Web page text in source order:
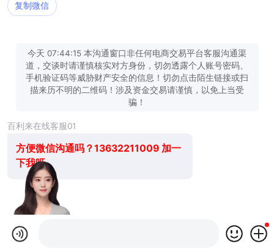
复制微信
今天 07:44:15 本沟通窗口非任何电商交易平台客服沟通渠
道，交谈时请谨慎核实对方身份，切勿透露个人账号密码、
手机验证码等威胁财产安全的信息！切勿点击陌生链接或扫
描来历不明的二维码！涉及资金交易请谨慎，以免上当受
骗！
百利来在线客服01
方便微信沟通吗？13632211009 加一
下我呀